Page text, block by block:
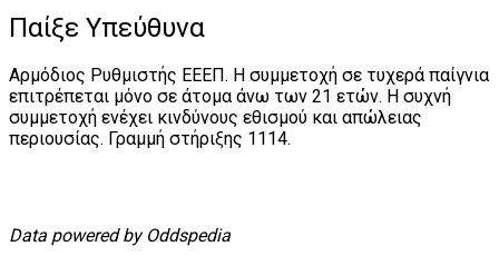
Παίξε Υπεύθυνα
Αρμόδιος Ρυθμιστής ΕΕΕΠ. Η συμμετοχή σε τυχερά παίγνια
επιτρέπεται μόνο σε άτομα άνω των 21 ετών. Η συχνή
συμμετοχή ενέχει κινδύνους εθισμού και απώλειας
περιουσίας. Γραμμή στήριξης 1114.
Data powered by Oddspedia